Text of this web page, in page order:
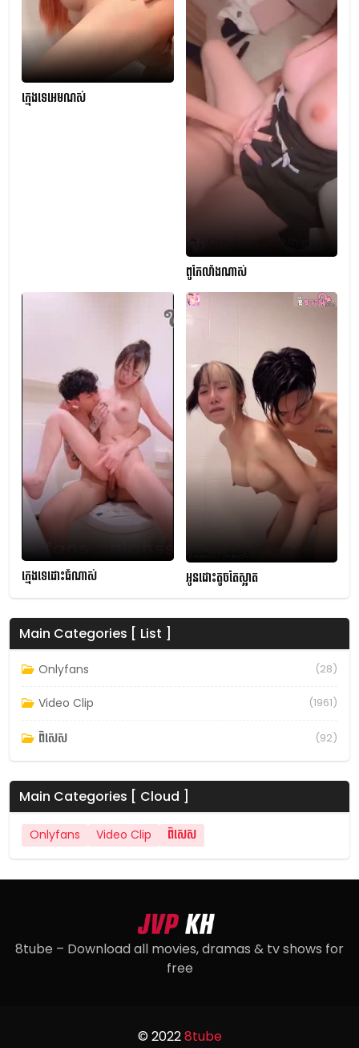
ក្មេងទេអេមណស់
ពូកែលាំងណាស់
ក្មេងទេដោះធំណាស់ អូនដោះតូចតែស្អាត
Main Categories [ List ]
Onlyfans (28)
Video Clip (1961)
ពិសេស (92)
Main Categories [ Cloud ]
Onlyfans Video Clip ពិសេស
8tube – Download all movies, dramas & tv shows for
free
© 20228tube